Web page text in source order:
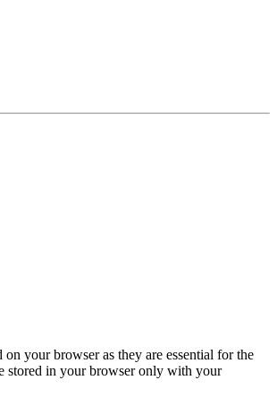
your browser as they are essential for the
stored in your browser only with your